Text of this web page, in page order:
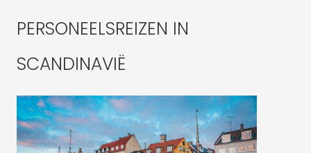
PERSONEELSREIZEN IN
SCANDINAVIË